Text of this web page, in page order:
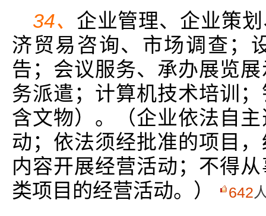
34、 企业管理、企业策
济贸易咨询、市场调查；
告；会议服务、承办展览
务派遣；计算机技术培训
含文物）。（企业依法自
动；依法须经批准的项目
内容开展经营活动；不得
类项目的经营活动。）
642